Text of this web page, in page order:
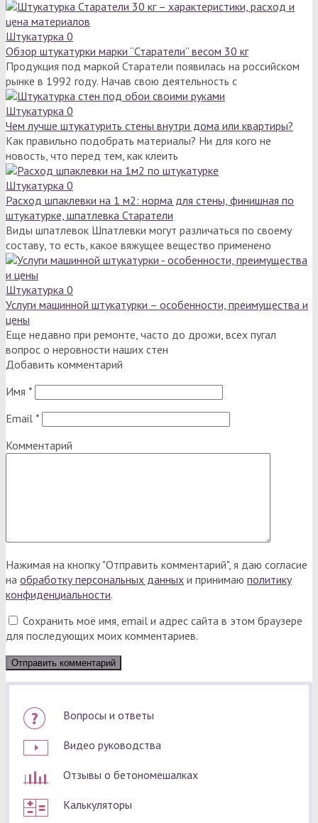
Штукатурка 0
Обзор штукатурки марки “Старатели” весом 30 кг
Продукция под маркой Старатели появилась на российском
рынке в 1992 году. Начав свою деятельность с
Штукатурка 0
Чем лучше штукатурить стены внутри дома или квартиры?
Как правильно подобрать материалы? Ни для кого не
новость, что перед тем, как клеить
Штукатурка 0
Расход шпаклевки на 1 м2: норма для стены, финишная по
штукатурке, шпатлевка Старатели
Виды шпатлевок Шпатлевки могут различаться по своему
составу, то есть, какое вяжущее вещество применено
Штукатурка 0
Услуги машинной штукатурки – особенности, преимущества и
цены
Еще недавно при ремонте, часто до дрожи, всех пугал
вопрос о неровности наших стен
Добавить комментарий
Имя *
Email *
Комментарий
Нажимая на кнопку "Отправить комментарий", я даю согласие
на обработку персональных данных и принимаю политику
конфиденциальности.
Сохранить моё имя, email и адрес сайта в этом браузере
для последующих моих комментариев.
Вопросы и ответы
Видео руководства
Отзывы о бетономешалках
Калькуляторы